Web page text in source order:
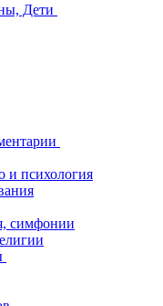
Дети
и психология
симфонии